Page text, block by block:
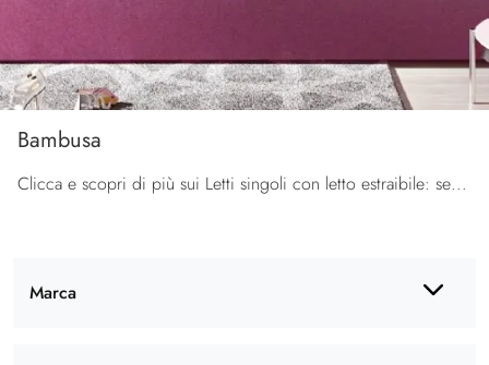
Marca
Bambusa
Clicca e scopri di più sui Letti singoli con letto estraibile: se vuoi modelli moderni, il modello Bambusa Le Comfort fa al caso tuo.